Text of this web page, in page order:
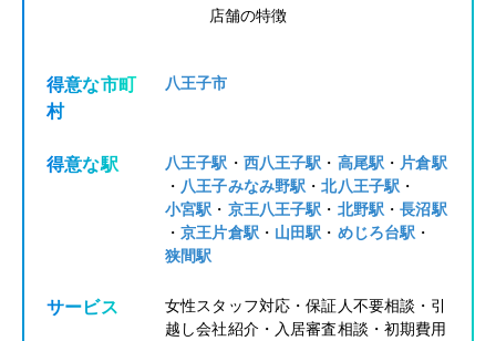
店舗の特徴
得意な市町
村
八王子市
得意な駅 八王子駅 ・ 西八王子駅 ・ 高尾駅 ・ 片倉駅
・ 八王子みなみ野駅 ・北八王子駅 ・
小宮駅 ・ 京王八王子駅 ・ 北野駅 ・長沼駅
・京王片倉駅 ・ 山田駅 ・ めじろ台駅 ・
狭間駅
サービス
女性スタッフ対応・保証人不要相談・引
越し会社紹介・入居審査相談・初期費用